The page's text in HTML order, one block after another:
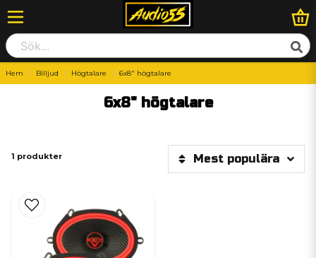
Hem Billjud Högtalare 6x8" högtalare
6x8" högtalare
1 produkter Mest populära